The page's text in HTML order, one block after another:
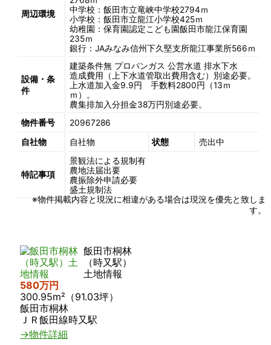
周辺環境
中学校：飯田市立竜峡中学校2794ｍ
小学校：飯田市立龍江小学校425ｍ
幼稚園：保育園認定こども園飯田市龍江保育園
235ｍ
銀行：JAみなみ信州下久堅支所龍江事業所566ｍ
設備・条
件
建築条件無 プロパンガス 公営水道 排水下水
造成費用（上下水道管取出費用含む）別途必要。
上水道加入金9.9円 手数料2800円（13ｍ
ｍ）。
農集排加入分担金38万円別途必要。
物件番号
20967286
自社物
自社物 状態 売出中
特記事項
景観法による規制有
農地法届出要
農振除外申請必要
盛土規制法
※物件掲載内容と現況に相違がある場合は現況を優先と致しま
す。
飯田市桐林
（時又駅）
土地情報
580万円
300.95m²（91.03坪）
飯田市桐林
ＪＲ飯田線時又駅
→物件詳細